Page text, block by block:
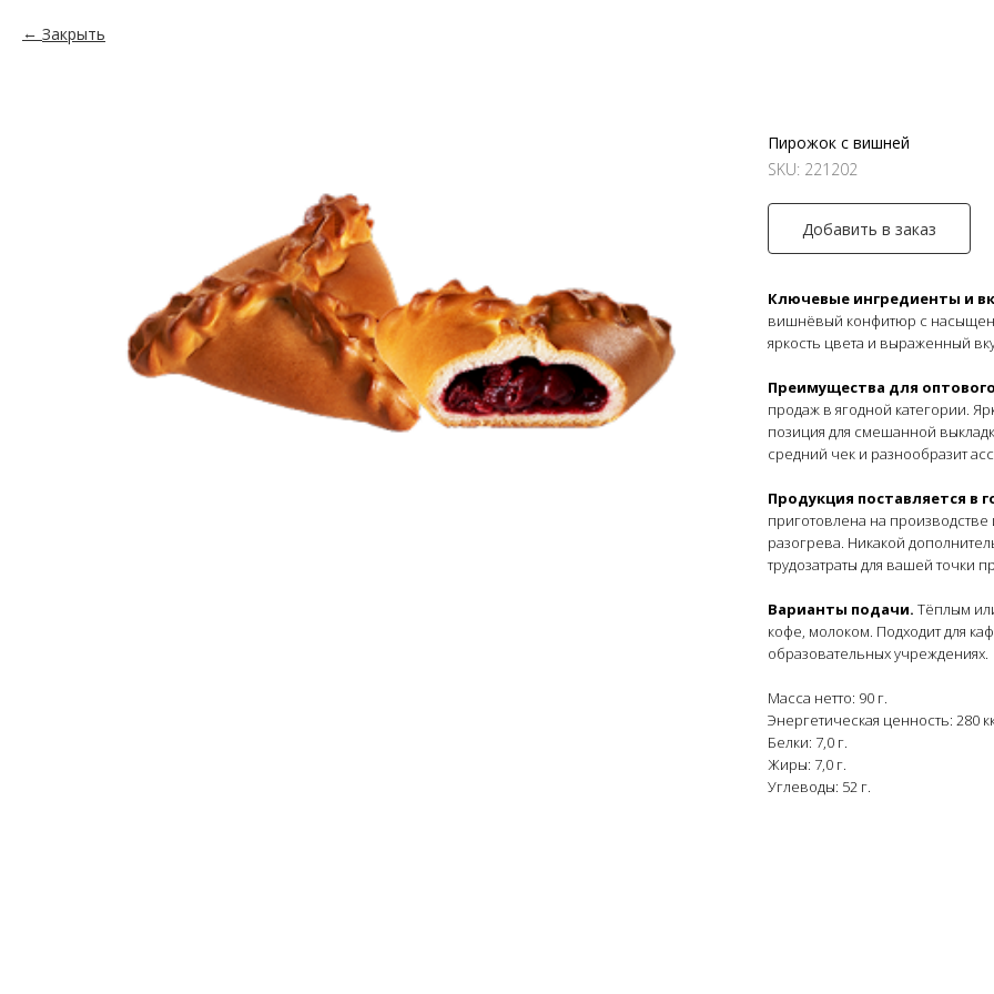
Закрыть
Пирожок с вишней
SKU: 221202
Добавить в заказ
Ключевые ингредиенты и
вишнёвый конфитюр с
яркость цвета и выраженный
Преимущества для
продаж в ягодной категории.
позиция для смешанной
средний чек и разнообразит
Продукция поставляется
приготовлена на
разогрева. Никакой
трудозатраты для вашей точки
Варианты подачи. Тёплым
кофе, молоком. Подходит для
образовательных учреждениях.
Масса нетто: 90 г.
Энергетическая ценность: 280
Белки: 7,0 г.
Жиры: 7,0 г.
Углеводы: 52 г.